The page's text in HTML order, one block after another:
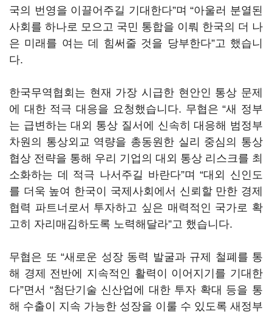
국의 번영을 이끌어주길 기대한다”며“아울러 분열된
사회를 하나로 모으고 국민 통합을 이뤄 한국의 더 나
은 미래를 여는 데 힘써줄 것을 당부한다”고 했습니
다.
한국무역협회는 현재 가장 시급한 현안인 통상 문제
에 대한 적극 대응을 요청했습니다. 무협은“새 정부
는 급변하는 대외 통상 질서에 신속히 대응해 범정부
차원의 통상외교 역량을 총동원한 실리 중심의 통상
협상 전략을 통해 우리 기업의 대외 통상 리스크를 최
소화하는 데 적극 나서주길 바란다”며“대외 신인도
를 더욱 높여 한국이 국제사회에서 신뢰할 만한 경제
협력 파트너로서 투자하고 싶은 매력적인 국가로 확
고히 자리매김하도록 노력해달라”고 했습니다.
무협은 또 “새로운 성장 동력 발굴과 규제 철폐를 통
해 경제 전반에 지속적인 활력이 이어지기를 기대한
다”면서 “첨단기술 신산업에 대한 투자 확대 등을 통
해 수출이 지속 가능한 성장을 이룰 수 있도록 새정부